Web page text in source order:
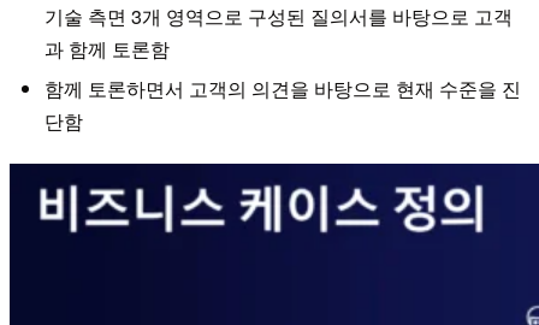
기술 측면 3개 영역으로 구성된 질의서를 바탕으로 고객
과 함께 토론함
함께 토론하면서 고객의 의견을 바탕으로 현재 수준을 진
단함